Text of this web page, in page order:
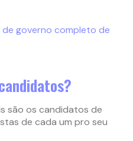
de governo completo de
são os candidatos de
de cada um pro seu